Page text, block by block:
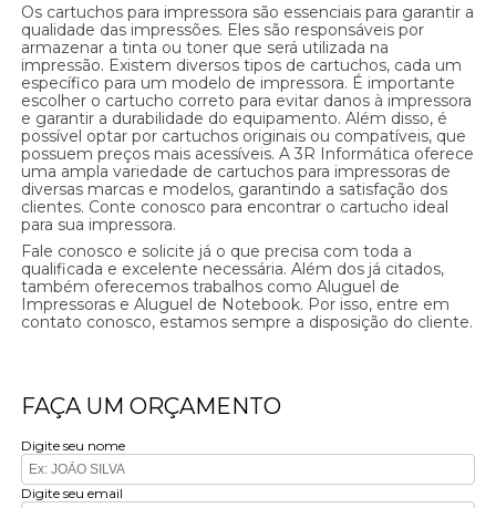
Os cartuchos para impressora são essenciais para garantir a
qualidade das impressões. Eles são responsáveis por
armazenar a tinta ou toner que será utilizada na
impressão. Existem diversos tipos de cartuchos, cada um
específico para um modelo de impressora. É importante
escolher o cartucho correto para evitar danos à impressora
e garantir a durabilidade do equipamento. Além disso, é
possível optar por cartuchos originais ou compatíveis, que
possuem preços mais acessíveis. A 3R Informática oferece
uma ampla variedade de cartuchos para impressoras de
diversas marcas e modelos, garantindo a satisfação dos
clientes. Conte conosco para encontrar o cartucho ideal
para sua impressora.
Fale conosco e solicite já o que precisa com toda a
qualificada e excelente necessária. Além dos já citados,
também oferecemos trabalhos como Aluguel de
Impressoras e Aluguel de Notebook. Por isso, entre em
contato conosco, estamos sempre a disposição do cliente.
FAÇA UM ORÇAMENTO
Digite seu nome
Digite seu email